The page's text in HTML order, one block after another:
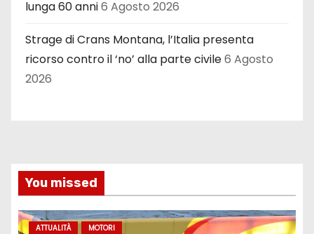
lunga 60 anni6 Agosto 2026
Strage di Crans Montana, l’Italia presenta
ricorso contro il ‘no’ alla parte civile6 Agosto
2026
You missed
ATTUALITÀ MOTORI